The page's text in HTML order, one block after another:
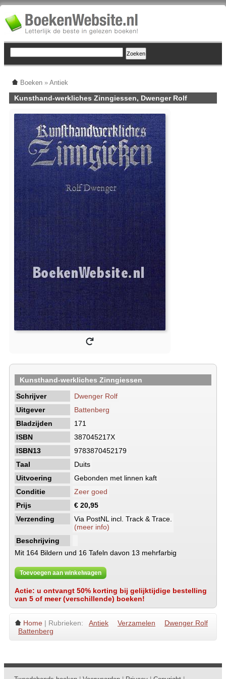
Boeken » Antiek
Kunsthand-werkliches Zinngiessen, Dwenger Rolf
Kunsthand-werkliches Zinngiessen
Schrijver
Dwenger Rolf
Uitgever
Battenberg
Bladzijden
171
ISBN
387045217X
ISBN13
9783870452179
Taal
Duits
Uitvoering
Gebonden met linnen kaft
Conditie
Zeer goed
Prijs
€ 20,95
Verzending
Via PostNL incl. Track & Trace.
(meer info)
Beschrijving
Mit 164 Bildern und 16 Tafeln davon 13 mehrfarbig
Toevoegen aan winkelwagen
Actie: u ontvangt 50% korting bij gelijktijdige bestelling
van 5 of meer (verschillende) boeken!
Home | Rubrieken: Antiek Verzamelen
Dwenger Rolf
Battenberg